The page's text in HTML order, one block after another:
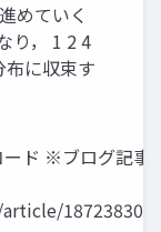
めていく
り， 1 2 4
に収束す
ド ※ブログ記事